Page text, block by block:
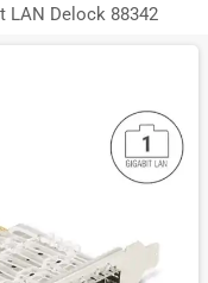
LAN Delock 88342